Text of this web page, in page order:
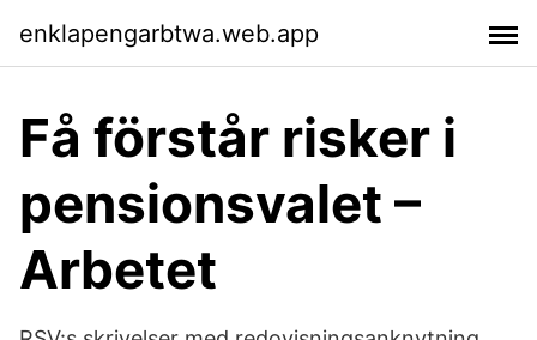
enklapengarbtwa.web.app
Få förstår risker i
pensionsvalet –
Arbetet